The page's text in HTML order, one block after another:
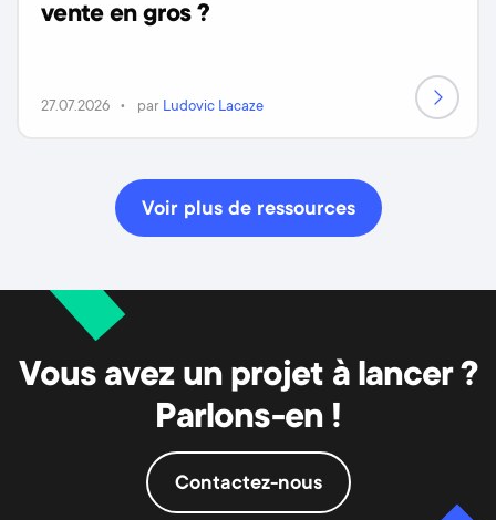
vente en gros ?
27.07.2026 par Ludovic Lacaze
Voir plus de ressources
Vous avez un projet à lancer ?
Parlons-en !
Contactez-nous